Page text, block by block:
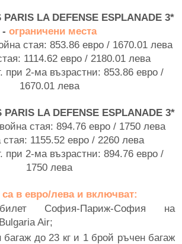
PARIS LA DEFENSE ESPLANADE 3*
- ограничени места
стая: 853.86 евро / 1670.01 лева
1114.62 евро / 2180.01 лева
при 2-ма възрастни: 853.86 евро /
1670.01 лева
PARIS LA DEFENSE ESPLANADE 3*
стая: 894.76 евро / 1750 лева
1155.52 евро / 2260 лева
при 2-ма възрастни: 894.76 евро /
1750 лева
са в евро/лева и включват:
София-Париж-София на
Air;
багаж до 23 кг и 1 брой ръчен багаж